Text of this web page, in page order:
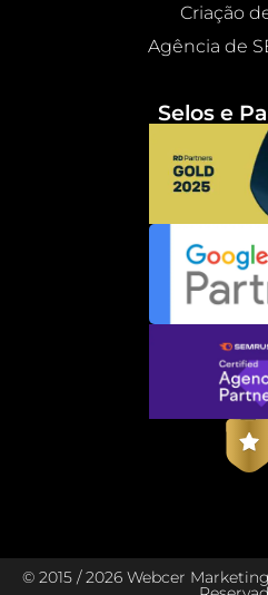
Criação
Agência de
Selos e
© 2015 / 2026 Webcer